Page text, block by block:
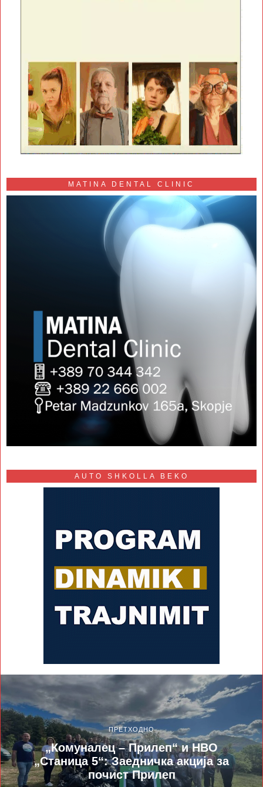
MATINA DENTAL CLINIC
AUTO SHKOLLA BEKO
ПРЕТХОДНО
„Комуналец – Прилеп“ и НВО
„Станица 5“: Заедничка акција за
почист Прилеп